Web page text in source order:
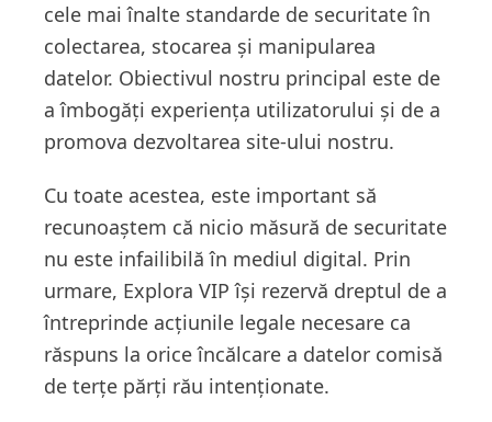
cele mai înalte standarde de securitate în
colectarea, stocarea și manipularea
datelor. Obiectivul nostru principal este de
a îmbogăți experiența utilizatorului și de a
promova dezvoltarea site-ului nostru.
Cu toate acestea, este important să
recunoaștem că nicio măsură de securitate
nu este infailibilă în mediul digital. Prin
urmare, Explora VIP își rezervă dreptul de a
întreprinde acțiunile legale necesare ca
răspuns la orice încălcare a datelor comisă
de terțe părți rău intenționate.